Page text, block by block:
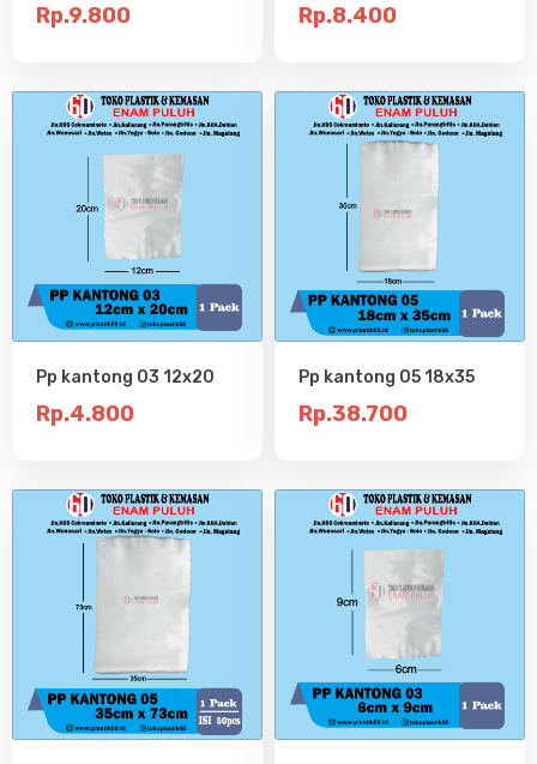
Rp.9.800 Rp.8.400
Pp kantong 03 12x20
Rp.4.800
Pp kantong 05 18x35
Rp.38.700